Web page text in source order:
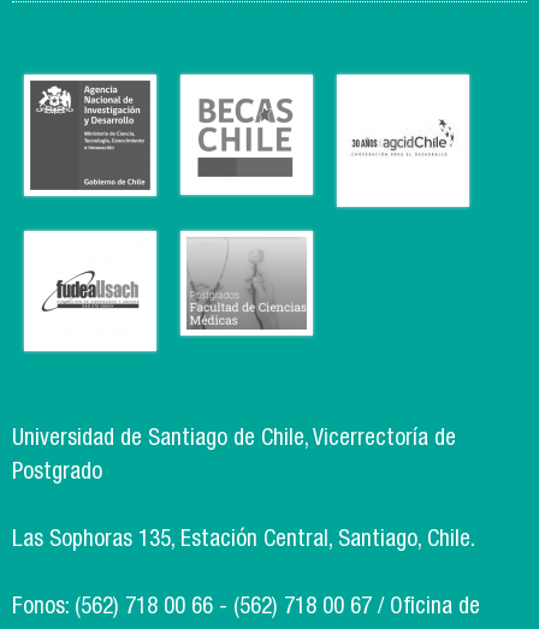
Universidad de Santiago de Chile, Vicerrectoría de
Postgrado
Las Sophoras 135, Estación Central, Santiago, Chile.
Fonos: (562) 718 00 66 - (562) 718 00 67 / Oficina de